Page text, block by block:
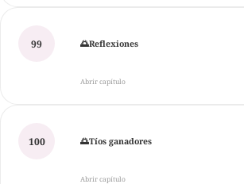
99 🌅Reflexiones
Abrir capítulo
100 🌅Tíos ganadores
Abrir capítulo